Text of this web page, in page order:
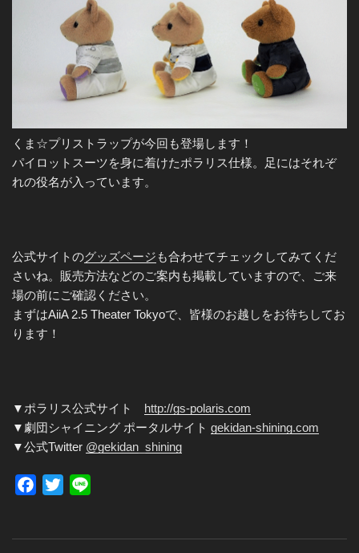
くま☆プリストラップが今回も登場します！
パイロットスーツを身に着けたポラリス仕様。足にはそれぞ
れの役名が入っています。
公式サイトのグッズページ も合わせてチェックしてみてくだ
さいね。販売方法などのご案内も掲載していますので、ご来
場の前にご確認ください。
まずはAiiA 2.5 Theater Tokyoで、皆様のお越しをお待ちしてお
ります！
▼ポラリス公式サイト http://gs-polaris.com
▼劇団シャイニング ポータルサイト gekidan-shining.com
▼公式Twitter @gekidan_shining